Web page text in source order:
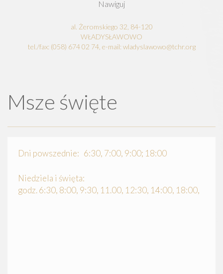
Nawiguj
al. Żeromskiego 32, 84-120
WŁADYSŁAWOWO
tel./fax: (058) 674 02 74, e-mail: wladyslawowo@tchr.org
Msze święte
Dni powszednie: 6:30, 7:00, 9:00; 18:00
Niedziela i święta:
godz. 6:30, 8:00, 9:30, 11.00, 12:30, 14:00, 18:00,